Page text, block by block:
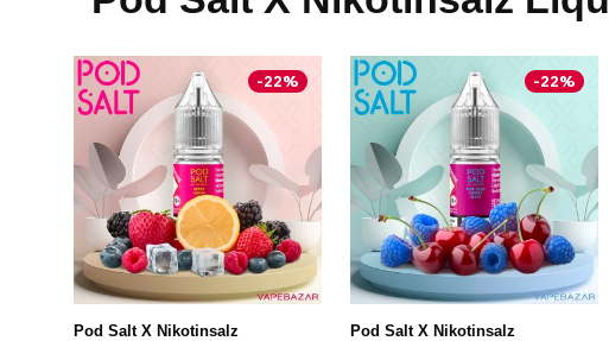
-22%
Pod Salt X Nikotinsalz
-22%
Pod Salt X Nikotinsalz